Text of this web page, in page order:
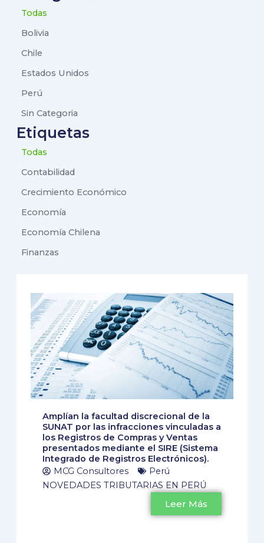
Bolivia
Chile
Estados Unidos
Perú
Sin Categoria
Todas
Etiquetas
Contabilidad
Crecimiento Económico
Economía
Economía Chilena
Finanzas
Todas
Amplían la facultad discrecional de la
SUNAT por las infracciones vinculadas a
los Registros de Compras y Ventas
presentados mediante el SIRE (Sistema
Integrado de Registros Electrónicos).
MCG Consultores
Perú
NOVEDADES TRIBUTARIAS EN PERÚ
Leer Más